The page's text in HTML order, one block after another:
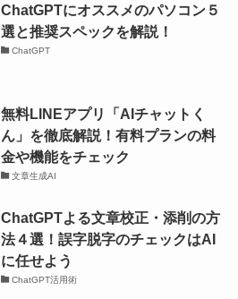
ChatGPTにオススメのパソコン５
選と推奨スペックを解説！
ChatGPT
無料LINEアプリ「AIチャットく
ん」を徹底解説！有料プランの料
金や機能をチェック
文章生成AI
ChatGPTよる文章校正・添削の方
法４選！誤字脱字のチェックはAI
に任せよう
ChatGPT活用術